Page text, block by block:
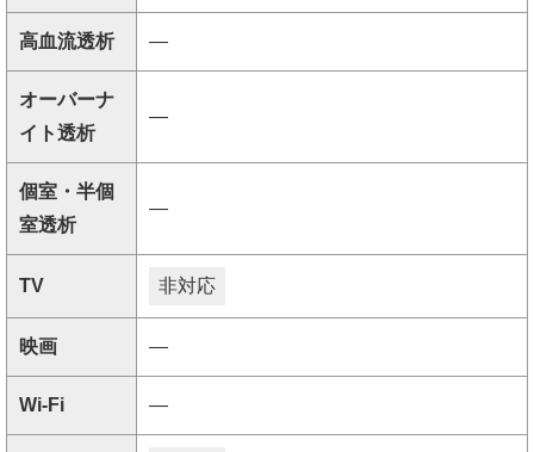
高血流透析 ―
オーバーナ
イト透析
―
個室・半個
室透析
―
TV 非対応
映画 ―
Wi-Fi ―